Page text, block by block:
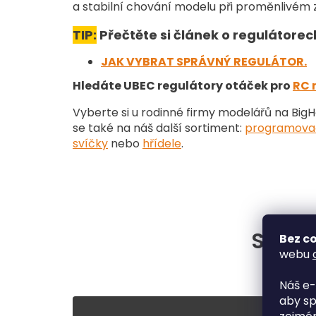
Bez
webu
Náš
aby
a stabilní chování modelu při proměnlivém
TIP: Přečtěte si článek o
JAK VYBRAT SPRÁVNÝ REGULÁTOR.
Hledáte UBEC regulátory otáček pro RC
Vyberte si u rodinné firmy modelářů na
se také na náš další sortiment:
svíčky nebo hřídele.